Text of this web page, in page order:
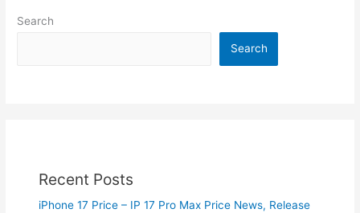
Search
Search
Recent Posts
iPhone 17 Price – IP 17 Pro Max Price News, Release